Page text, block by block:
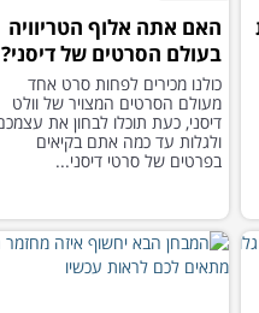
האם אתה אלוף הטריוויה
בעולם הסרטים של דיסני?
כולנו מכירים לפחות סרט אחד
מעולם הסרטים המצויר של וולט
דיסני, כעת תוכלו לבחון את
ולגלות עד כמה אתם בקיאים
בפרטים של סרטי דיסני...